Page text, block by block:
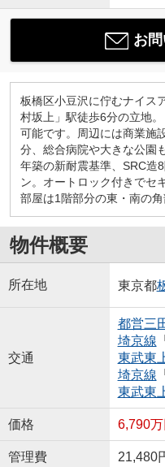
お
板橋区小豆沢に佇むナイス
村坂上」駅徒歩6分の立地
可能です。周辺には商業施
分、総合病院や大きな公園
年築の新耐震基準、SRC造
ン。オートロック付きでセ
部屋は1階部分の東・南の
物件概要
所在地 東京都
交通
都営三
埼京線 「
東武東
埼京線 「
東武東
価格 6,790万
管理費 21,480